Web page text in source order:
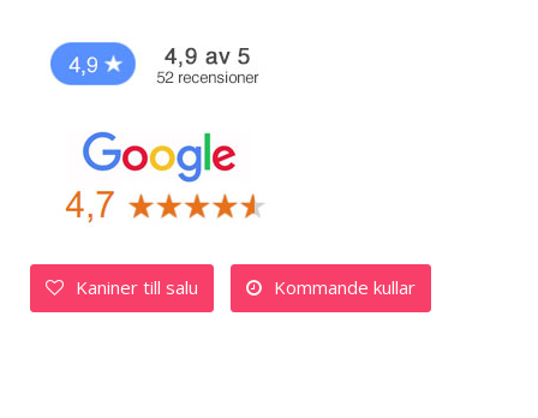
Kaniner till salu Kommande kullar